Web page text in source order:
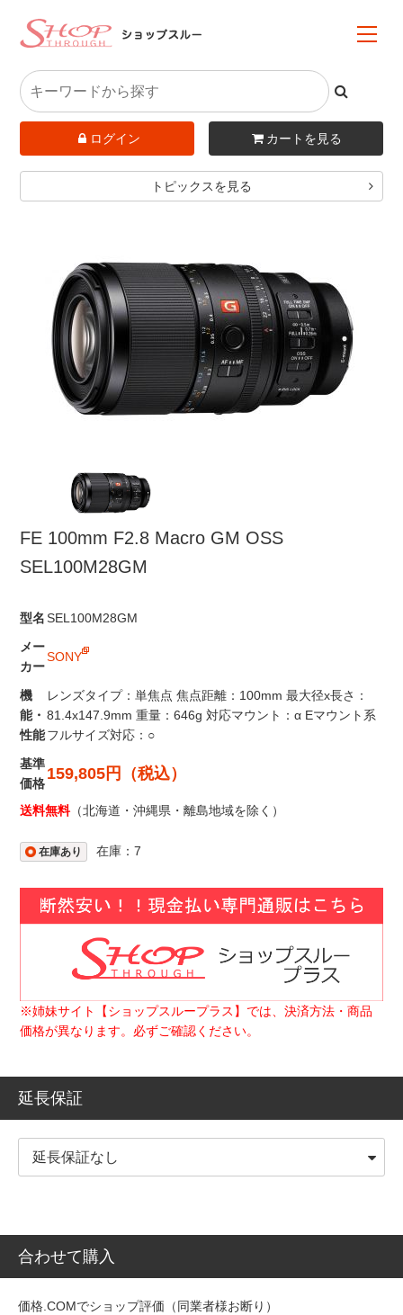
ログイン カートを見る
トピックスを見る
FE 100mm F2.8 Macro GM OSS
SEL100M28GM
型名 SEL100M28GM
メー
カー
SONY
機
能・
性能
レンズタイプ：単焦点 焦点距離：100mm 最大径x長さ：
81.4x147.9mm 重量：646g 対応マウント：α Eマウント系
フルサイズ対応：○
基準
価格
159,805円（税込）
送料無料（北海道・沖縄県・離島地域を除く）
在庫あり 在庫：7
※姉妹サイト【ショップスループラス】では、決済方法・商品
価格が異なります。必ずご確認ください。
延長保証
合わせて購入
価格.COMでショップ評価（同業者様お断り）